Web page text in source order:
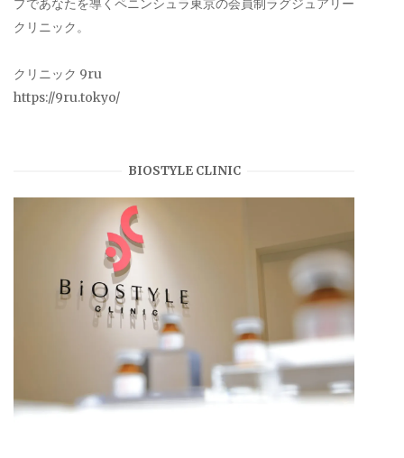
プであなたを導くペニンシュラ東京の会員制ラグジュアリー
クリニック。
クリニック 9ru
https://9ru.tokyo/
BIOSTYLE CLINIC